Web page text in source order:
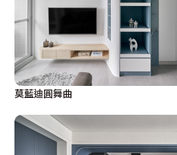
莫藍迪圓舞曲